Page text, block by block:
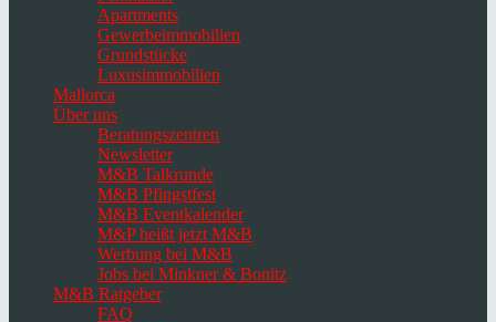
Apartments
Gewerbeimmobilien
Grundstücke
Luxusimmobilien
Mallorca
Über uns
Beratungszentren
Newsletter
M&B Talkrunde
M&B Pfingstfest
M&B Eventkalender
M&P heißt jetzt M&B
Werbung bei M&B
Jobs bei Minkner & Bonitz
M&B Ratgeber
FAQ